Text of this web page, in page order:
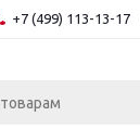
+7 (499) 113-13-17